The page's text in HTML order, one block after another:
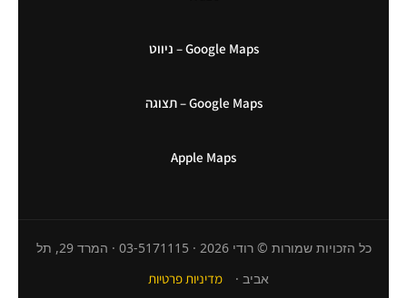
Google Maps – ניווט
Google Maps – תצוגה
Apple Maps
כל הזכויות שמורות © רודי 2026 · 03-5171115 · המרד 29, תל
אביב ·
מדיניות פרטיות